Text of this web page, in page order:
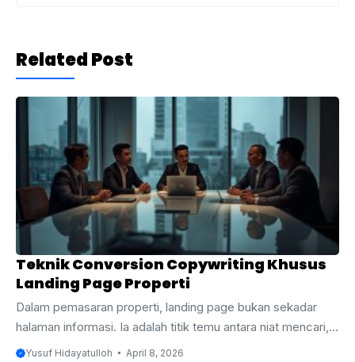
Related Post
Teknik Conversion Copywriting Khusus
Landing Page Properti
Dalam pemasaran properti, landing page bukan sekadar
halaman informasi. Ia adalah titik temu antara niat mencari,
rasa ragu, dan keputusan untuk menghubungi sales. Ini
Yusuf Hidayatulloh April 8, 2026